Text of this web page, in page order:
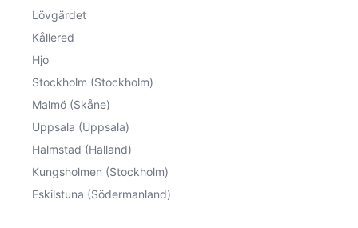
Lövgärdet
Kållered
Hjo
Stockholm (Stockholm)
Malmö (Skåne)
Uppsala (Uppsala)
Halmstad (Halland)
Kungsholmen (Stockholm)
Eskilstuna (Södermanland)